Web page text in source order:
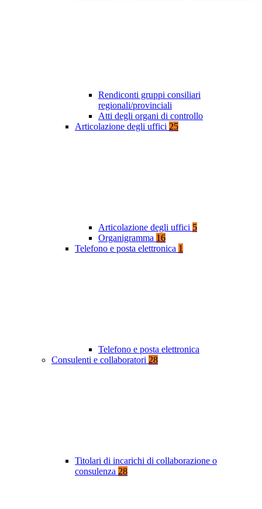
Rendiconti gruppi consiliari
regionali/provinciali
Atti degli organi di controllo
Articolazione degli uffici 25
Articolazione degli uffici 5
Organigramma 16
Telefono e posta elettronica 1
Telefono e posta elettronica
Consulenti e collaboratori 28
Titolari di incarichi di collaborazione o
consulenza 28